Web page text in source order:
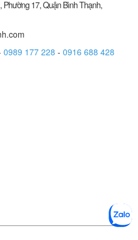
Phường 17, Quận Bình Thạnh,
0989 177 228 - 0916 688 428